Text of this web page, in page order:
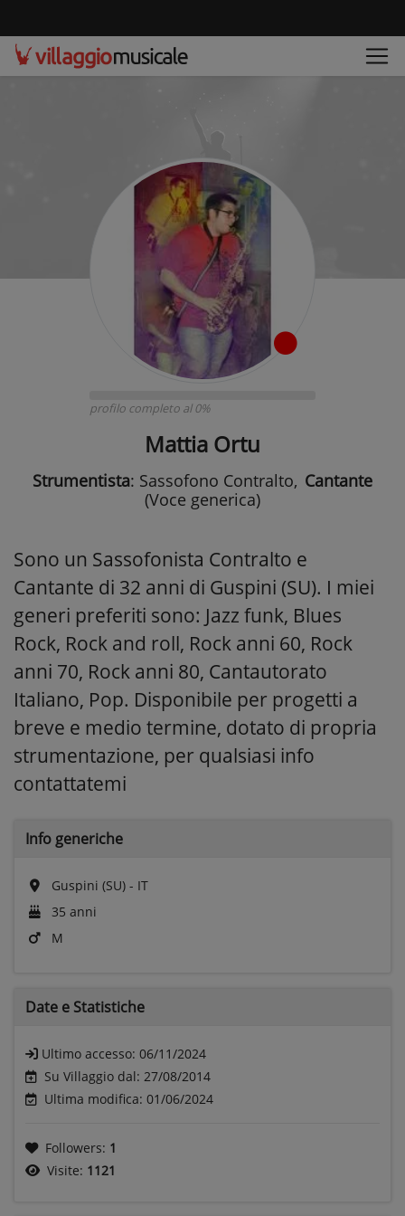
profilo completo al 0%
Mattia Ortu
Strumentista: Sassofono Contralto, Cantante
(Voce generica)
Sono un Sassofonista Contralto e
Cantante di 32 anni di Guspini (SU). I miei
generi preferiti sono: Jazz funk, Blues
Rock, Rock and roll, Rock anni 60, Rock
anni 70, Rock anni 80, Cantautorato
Italiano, Pop. Disponibile per progetti a
breve e medio termine, dotato di propria
strumentazione, per qualsiasi info
contattatemi
Info generiche
Guspini (SU) - IT
35 anni
M
Date e Statistiche
Ultimo accesso: 06/11/2024
Su Villaggio dal: 27/08/2014
Ultima modifica: 01/06/2024
Followers: 1
Visite: 1121